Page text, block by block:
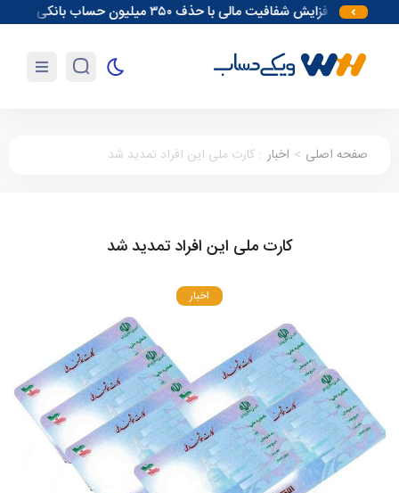
افزایش شفافیت مالی با حذف ۳۵۰ میلیون حساب بانکی
صفحه اصلی > اخبار : کارت ملی این افراد تمدید شد
کارت ملی این افراد تمدید شد
اخبار